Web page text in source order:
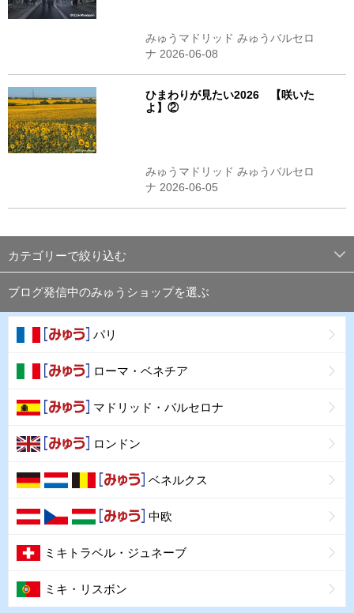
みゅうマドリッド みゅうバルセロ
ナ 2026-06-08
ひまわりが見たい2026 【咲いた
よ】②
みゅうマドリッド みゅうバルセロ
ナ 2026-06-05
カテゴリーで絞り込む
ブログ発信中のみゅうショップを選ぶ
パリ
ローマ・ベネチア
マドリッド・バルセロナ
ロンドン
ベネルクス
中欧
ミキトラベル・ジュネーブ
ミキ・リスボン